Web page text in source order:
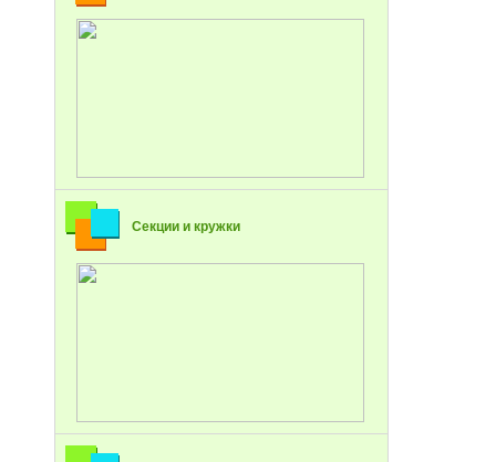
Секции и кружки